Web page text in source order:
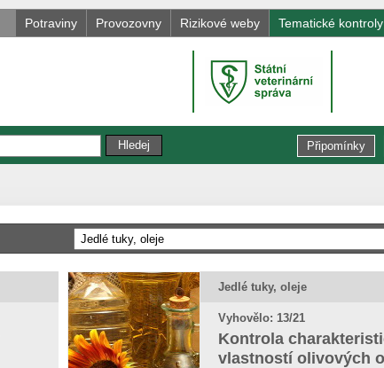
Potraviny Provozovny Rizikové weby Tematické kontroly
Připomínky
Jedlé tuky, oleje
Vyhovělo: 13/21
Kontrola
vlastností olivových